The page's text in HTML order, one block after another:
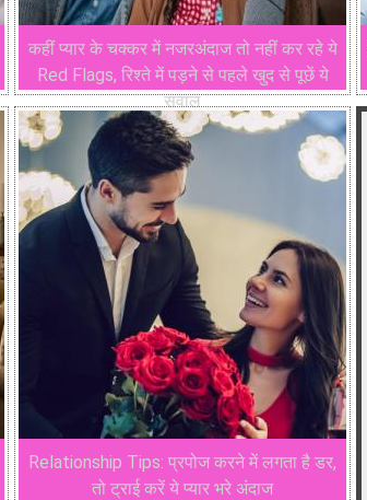
कहीं प्यार के चक्कर में नजरअंदाज तो नहीं कर रहे ये
Red Flags, रिश्ते में पड़ने से पहले खुद से पूछें ये
सवाल
Relationship Tips: प्रपोज करने में लगता है डर,
तो ट्राई करें ये प्यार भरे अंदाज